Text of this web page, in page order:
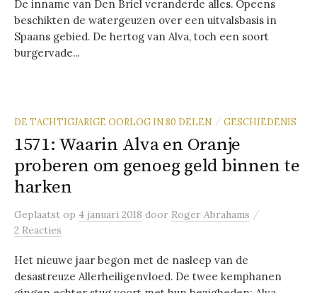
De inname van Den Briel veranderde alles. Opeens
beschikten de watergeuzen over een uitvalsbasis in
Spaans gebied. De hertog van Alva, toch een soort
burgervade...
DE TACHTIGJARIGE OORLOG IN 80 DELEN / GESCHIEDENIS
1571: Waarin Alva en Oranje
proberen om genoeg geld binnen te
harken
Geplaatst op 4 januari 2018 door Roger Abrahams /
2 Reacties
Het nieuwe jaar begon met de nasleep van de
desastreuze Allerheiligenvloed. De twee kemphanen